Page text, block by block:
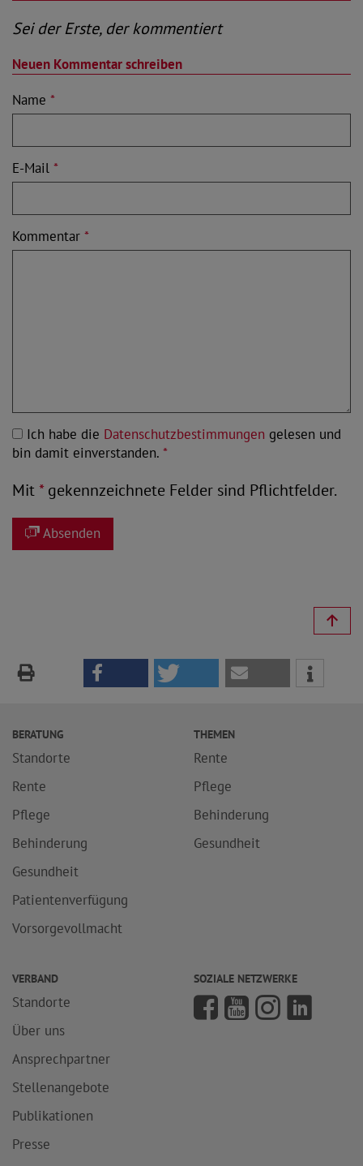
Sei der Erste, der kommentiert
Neuen Kommentar schreiben
Name *
E-Mail *
Kommentar *
Ich habe die Datenschutzbestimmungen gelesen und
bin damit einverstanden. *
Mit*gekennzeichnete Felder sind Pflichtfelder.
Absenden
BERATUNG
Standorte
Rente
Pflege
Behinderung
Gesundheit
Patientenverfügung
Vorsorgevollmacht
THEMEN
Rente
Pflege
Behinderung
Gesundheit
VERBAND
Standorte
Über uns
Ansprechpartner
Stellenangebote
Publikationen
Presse
SOZIALE NETZWERKE